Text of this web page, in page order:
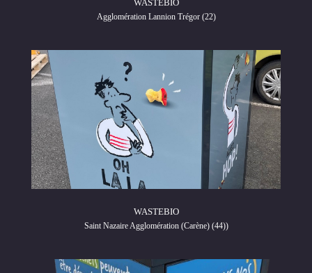
WASTEBIO
Agglomération Lannion Trégor (22)
WASTEBIO
Saint Nazaire Agglomération (Carène) (44))